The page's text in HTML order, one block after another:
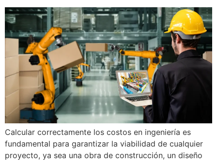
Calcular correctamente los costos en ingeniería es
fundamental para garantizar la viabilidad de cualquier
proyecto, ya sea una obra de construcción, un diseño